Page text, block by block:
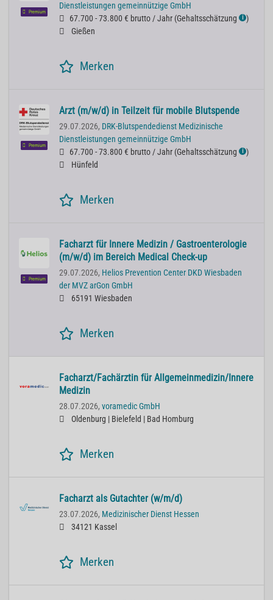
Premium
Dienstleistungen gemeinnützige GmbH
67.700 - 73.800 € brutto / Jahr (Gehaltsschätzung ℹ )
Gießen
Merken
Premium
Arzt (m/w/d) in Teilzeit für mobile Blutspende
29.07.2026, DRK-Blutspendedienst Medizinische
Dienstleistungen gemeinnützige GmbH
67.700 - 73.800 € brutto / Jahr (Gehaltsschätzung ℹ )
Hünfeld
Merken
Premium
Facharzt für Innere Medizin / Gastroenterologie
(m/w/d) im Bereich Medical Check-up
29.07.2026, Helios Prevention Center DKD Wiesbaden
der MVZ arGon GmbH
65191 Wiesbaden
Merken
Facharzt/Fachärztin für Allgemeinmedizin/Innere
Medizin
28.07.2026, voramedic GmbH
Oldenburg | Bielefeld | Bad Homburg
Merken
Facharzt als Gutachter (w/m/d)
23.07.2026, Medizinischer Dienst Hessen
34121 Kassel
Merken